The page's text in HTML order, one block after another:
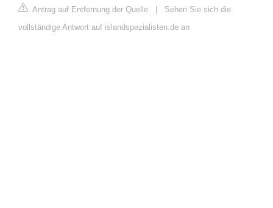
Antrag auf Entfernung der Quelle | Sehen Sie sich die
vollständige Antwort auf islandspezialisten.de an